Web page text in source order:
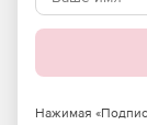
помощью
Нажимая